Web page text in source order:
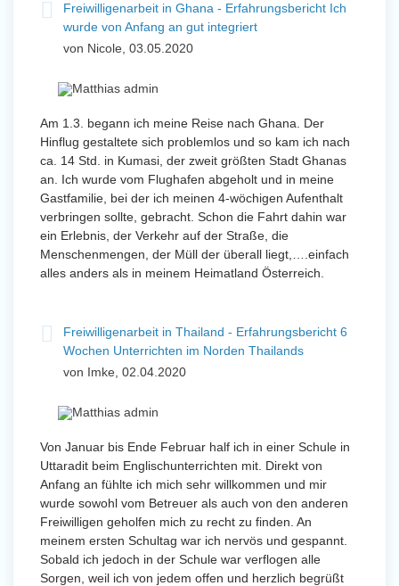
Freiwilligenarbeit in Ghana - Erfahrungsbericht Ich
wurde von Anfang an gut integriert
von Nicole, 03.05.2020
Am 1.3. begann ich meine Reise nach Ghana. Der
Hinflug gestaltete sich problemlos und so kam ich nach
ca. 14 Std. in Kumasi, der zweit größten Stadt Ghanas
an. Ich wurde vom Flughafen abgeholt und in meine
Gastfamilie, bei der ich meinen 4-wöchigen Aufenthalt
verbringen sollte, gebracht. Schon die Fahrt dahin war
ein Erlebnis, der Verkehr auf der Straße, die
Menschenmengen, der Müll der überall liegt,….einfach
alles anders als in meinem Heimatland Österreich.
Freiwilligenarbeit in Thailand - Erfahrungsbericht 6
Wochen Unterrichten im Norden Thailands
von Imke, 02.04.2020
Von Januar bis Ende Februar half ich in einer Schule in
Uttaradit beim Englischunterrichten mit. Direkt von
Anfang an fühlte ich mich sehr willkommen und mir
wurde sowohl vom Betreuer als auch von den anderen
Freiwilligen geholfen mich zu recht zu finden. An
meinem ersten Schultag war ich nervös und gespannt.
Sobald ich jedoch in der Schule war verflogen alle
Sorgen, weil ich von jedem offen und herzlich begrüßt